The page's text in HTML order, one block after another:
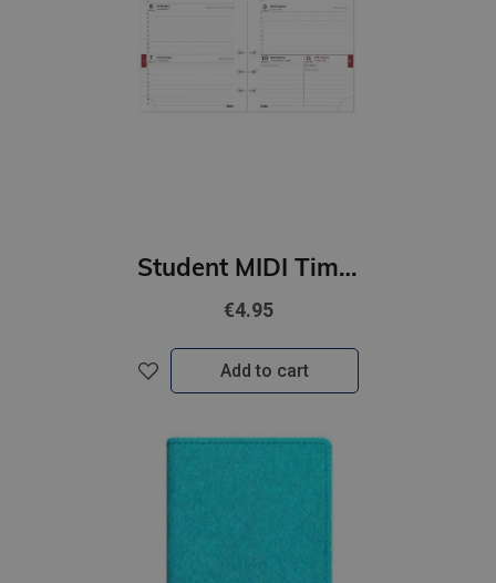
Student MIDI Timex satura bloks 26-27 2316685000
€4.95
Add to cart